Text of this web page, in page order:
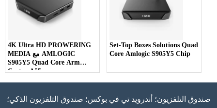
4K Ultra HD PROWERING
MEDIA مع AMLOGIC
S905Y5 Quad Core Arm
Cortex A55
Set-Top Boxes Solutions Quad
Core Amlogic S905Y5 Chip
صندوق التلفزيون؛ أندرويد تي في بوكس؛ صندوق التلفزيون الذكي؛